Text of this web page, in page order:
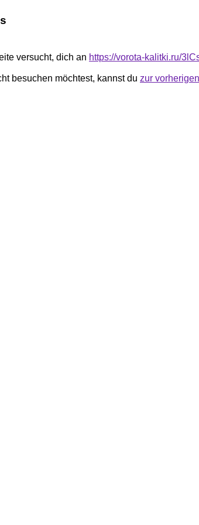
versucht, dich an https://vorota-kalitki.ru/
besuchen möchtest, kannst du zur